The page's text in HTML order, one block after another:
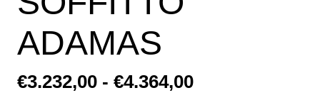
ADAMAS
€3.232,00 - €4.364,00Fascia